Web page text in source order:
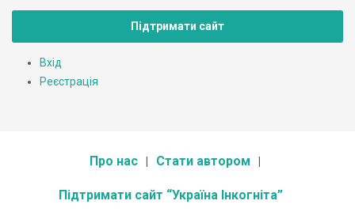
Підтримати сайт
Вхід
Реєстрація
Про нас Стати автором
Підтримати сайт “Україна Інкогніта”